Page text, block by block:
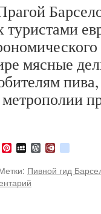
мясные
PinterestMySpaceWordPress
Diary.Ru
Пивной гид